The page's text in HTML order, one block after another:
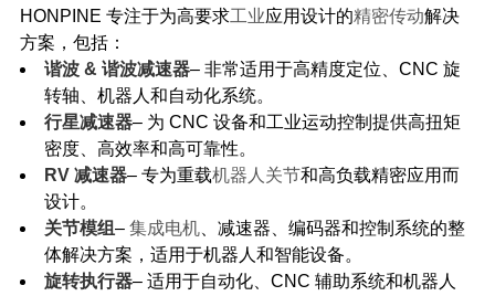
HONPINE 专注于为高要求工业应用设计的精密传动解决
方案，包括：
谐波 & 谐波减速器– 非常适用于高精度定位、CNC 旋
转轴、机器人和自动化系统。
行星减速器– 为 CNC 设备和工业运动控制提供高扭矩
密度、高效率和高可靠性。
RV 减速器– 专为重载机器人关节和高负载精密应用而
设计。
关节模组– 集成电机、减速器、编码器和控制系统的整
体解决方案，适用于机器人和智能设备。
旋转执行器– 适用于自动化、CNC 辅助系统和机器人